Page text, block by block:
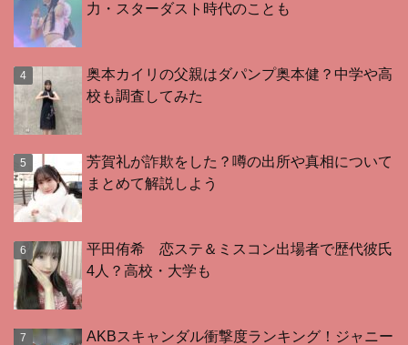
力・スターダスト時代のことも
奥本カイリの父親はダパンプ奥本健？中学や高
校も調査してみた
芳賀礼が詐欺をした？噂の出所や真相について
まとめて解説しよう
平田侑希 恋ステ＆ミスコン出場者で歴代彼氏
4人？高校・大学も
AKBスキャンダル衝撃度ランキング！ジャニー